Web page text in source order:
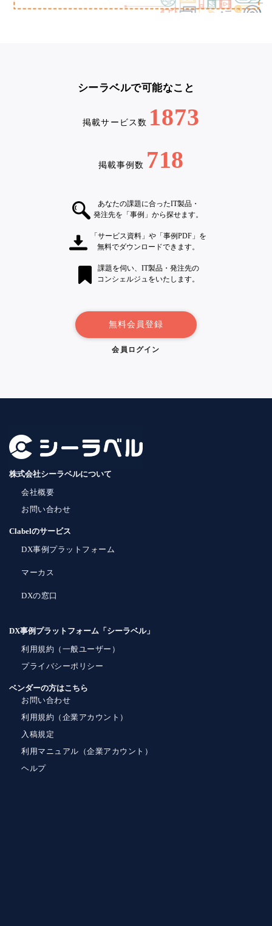
シーラベルで可能なこと
掲載サービス数 1873
掲載事例数 718
あなたの課題に合ったIT製品・
発注先を「事例」から探せます。
「サービス資料」や「事例PDF」を
無料でダウンロードできます。
課題を伺い、IT製品・発注先の
コンシェルジュをいたします。
無料会員登録
会員ログイン
株式会社シーラベルについて
会社概要
お問い合わせ
Clabelのサービス
DX事例プラットフォーム
マーカス
DXの窓口
DX事例プラットフォーム「シーラベル」
利用規約（一般ユーザー）
プライバシーポリシー
ベンダーの方はこちら
お問い合わせ
利用規約（企業アカウント）
入稿規定
利用マニュアル（企業アカウント）
ヘルプ